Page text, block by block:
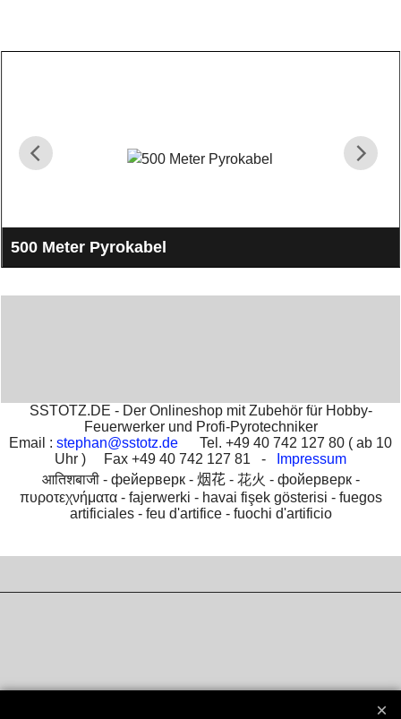
500 Meter Pyrokabel
SSTOTZ.DE - Der Onlineshop mit Zubehör für Hobby-
Feuerwerker und Profi-Pyrotechniker
Email : stephan@sstotz.de Tel. +49 40 742 127 80 ( ab 10
Uhr ) Fax +49 40 742 127 81 -
Impressum
आतिशबाजी - фейерверк - 烟花 - 花火 - фойерверк -
πυροτεχνήματα - fajerwerki - havai fişek gösterisi - fuegos
artificiales - feu d'artifice - fuochi d'artificio